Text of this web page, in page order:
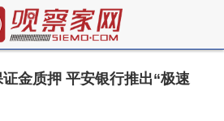
金质押 平安银行推出“极速